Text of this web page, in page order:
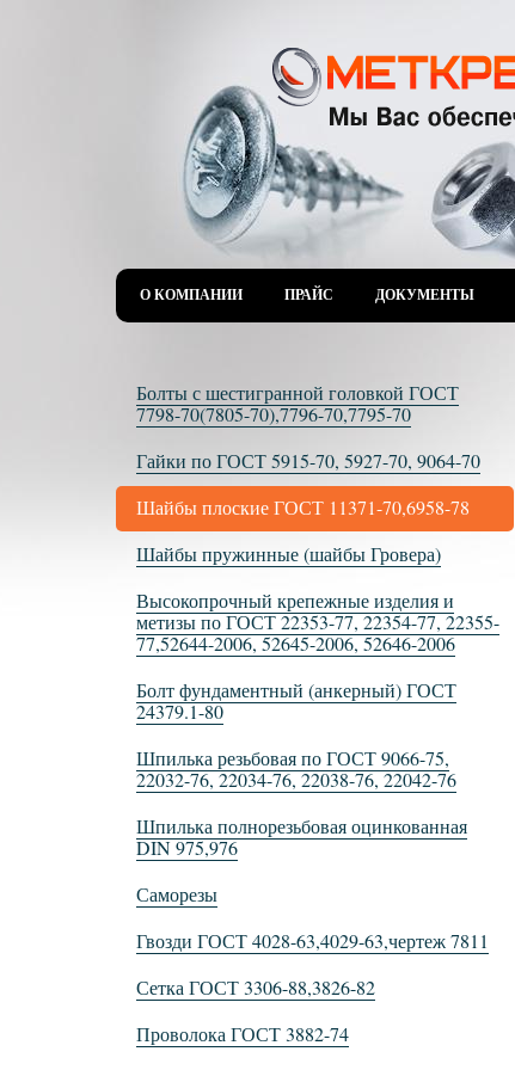
О КОМПАНИИ ПРАЙС ДОКУМЕНТЫ
Болты с шестигранной головкой ГОСТ
7798-70(7805-70),7796-70,7795-70
Гайки по ГОСТ 5915-70, 5927-70, 9064-70
Шайбы плоские ГОСТ 11371-70,6958-78
Шайбы пружинные (шайбы Гровера)
Высокопрочный крепежные изделия и
метизы по ГОСТ 22353-77, 22354-77, 22355-
77,52644-2006, 52645-2006, 52646-2006
Болт фундаментный (анкерный) ГОСТ
24379.1-80
Шпилька резьбовая по ГОСТ 9066-75,
22032-76, 22034-76, 22038-76, 22042-76
Шпилька полнорезьбовая оцинкованная
DIN 975,976
Саморезы
Гвозди ГОСТ 4028-63,4029-63,чертеж 7811
Сетка ГОСТ 3306-88,3826-82
Проволока ГОСТ 3882-74